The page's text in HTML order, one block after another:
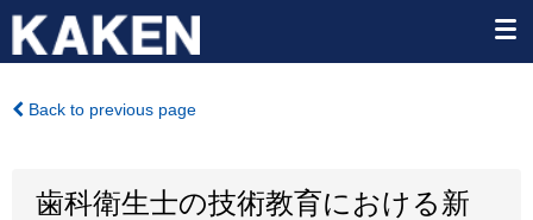
Back to previous page
歯科衛生士の技術教育における新